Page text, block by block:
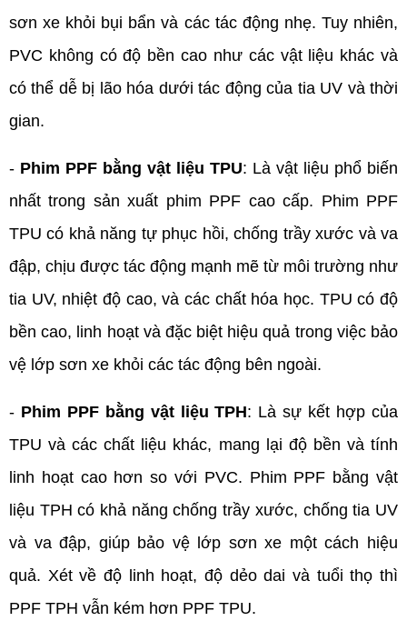
sơn xe khỏi bụi bẩn và các tác động nhẹ. Tuy nhiên,
PVC không có độ bền cao như các vật liệu khác và
có thể dễ bị lão hóa dưới tác động của tia UV và thời
gian.
- Phim PPF bằng vật liệu TPU: Là vật liệu phổ biến
nhất trong sản xuất phim PPF cao cấp. Phim PPF
TPU có khả năng tự phục hồi, chống trầy xước và va
đập, chịu được tác động mạnh mẽ từ môi trường như
tia UV, nhiệt độ cao, và các chất hóa học. TPU có độ
bền cao, linh hoạt và đặc biệt hiệu quả trong việc bảo
vệ lớp sơn xe khỏi các tác động bên ngoài.
- Phim PPF bằng vật liệu TPH: Là sự kết hợp của
TPU và các chất liệu khác, mang lại độ bền và tính
linh hoạt cao hơn so với PVC. Phim PPF bằng vật
liệu TPH có khả năng chống trầy xước, chống tia UV
và va đập, giúp bảo vệ lớp sơn xe một cách hiệu
quả. Xét về độ linh hoạt, độ dẻo dai và tuổi thọ thì
PPF TPH vẫn kém hơn PPF TPU.